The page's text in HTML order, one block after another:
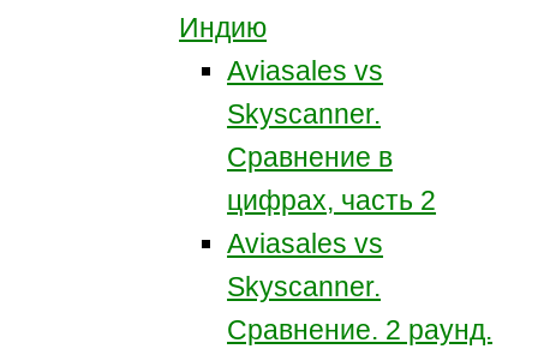
Индию
Aviasales vs
Skyscanner.
Сравнение в
цифрах, часть 2
Aviasales vs
Skyscanner.
Сравнение. 2 раунд.